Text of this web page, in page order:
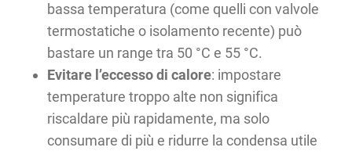
bassa temperatura (come quelli con valvole
termostatiche o isolamento recente) può
bastare un range tra 50 °C e 55 °C.
Evitare l’eccesso di calore: impostare
temperature troppo alte non significa
riscaldare più rapidamente, ma solo
consumare di più e ridurre la condensa utile